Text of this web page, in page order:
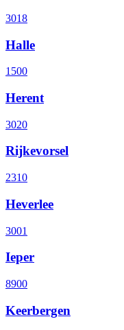
3018
Halle
1500
Herent
3020
Rijkevorsel
2310
Heverlee
3001
Ieper
8900
Keerbergen